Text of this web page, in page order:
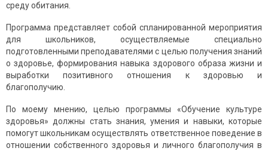
среду обитания.
Программа представляет собой спланированной мероприятия
для школьников, осуществляемые специально
подготовленными преподавателями с целью получения знаний
о здоровье, формирования навыка здорового образа жизни и
выработки позитивного отношения к здоровью и
благополучию.
По моему мнению, целью программы «Обучение культуре
здоровья» должны стать знания, умения и навыки, которые
помогут школьникам осуществлять ответственное поведение в
отношении собственного здоровья и личного благополучия в